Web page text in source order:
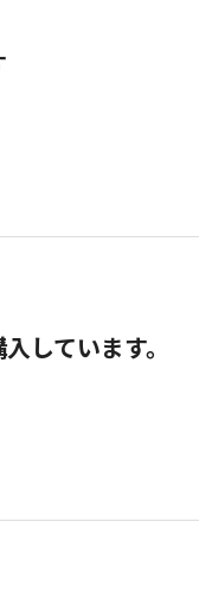
しています。